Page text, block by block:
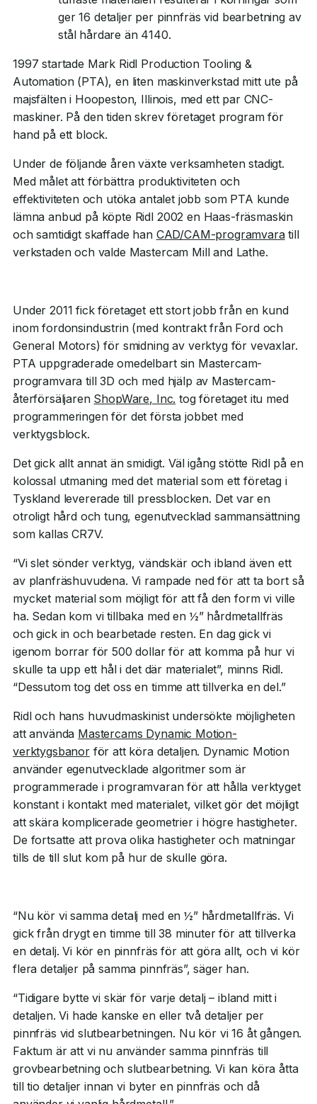
ger 16 detaljer per pinnfräs vid bearbetning av
stål hårdare än 4140.
1997 startade Mark Ridl Production Tooling &
Automation (PTA), en liten maskinverkstad mitt ute på
majsfälten i Hoopeston, Illinois, med ett par CNC-
maskiner. På den tiden skrev företaget program för
hand på ett block.
Under de följande åren växte verksamheten stadigt.
Med målet att förbättra produktiviteten och
effektiviteten och utöka antalet jobb som PTA kunde
lämna anbud på köpte Ridl 2002 en Haas-fräsmaskin
och samtidigt skaffade han CAD/CAM-programvaratill
verkstaden och valde Mastercam Mill and Lathe.
Under 2011 fick företaget ett stort jobb från en kund
inom fordonsindustrin (med kontrakt från Ford och
General Motors) för smidning av verktyg för vevaxlar.
PTA uppgraderade omedelbart sin Mastercam-
programvara till 3D och med hjälp av Mastercam-
återförsäljaren ShopWare, Inc. tog företaget itu med
programmeringen för det första jobbet med
verktygsblock.
Det gick allt annat än smidigt. Väl igång stötte Ridl på en
kolossal utmaning med det material som ett företag i
Tyskland levererade till pressblocken. Det var en
otroligt hård och tung, egenutvecklad sammansättning
som kallas CR7V.
“Vi slet sönder verktyg, vändskär och ibland även ett
av planfräshuvudena. Vi rampade ned för att ta bort så
mycket material som möjligt för att få den form vi ville
ha. Sedan kom vi tillbaka med en ½” hårdmetallfräs
och gick in och bearbetade resten. En dag gick vi
igenom borrar för 500 dollar för att komma på hur vi
skulle ta upp ett hål i det där materialet”, minns Ridl.
“Dessutom tog det oss en timme att tillverka en del.”
Ridl och hans huvudmaskinist undersökte möjligheten
att använda Mastercams Dynamic Motion-
verktygsbanorför att köra detaljen. Dynamic Motion
använder egenutvecklade algoritmer som är
programmerade i programvaran för att hålla verktyget
konstant i kontakt med materialet, vilket gör det möjligt
att skära komplicerade geometrier i högre hastigheter.
De fortsatte att prova olika hastigheter och matningar
tills de till slut kom på hur de skulle göra.
“Nu kör vi samma detalj med en ½” hårdmetallfräs. Vi
gick från drygt en timme till 38 minuter för att tillverka
en detalj. Vi kör en pinnfräs för att göra allt, och vi kör
flera detaljer på samma pinnfräs”, säger han.
“Tidigare bytte vi skär för varje detalj – ibland mitt i
detaljen. Vi hade kanske en eller två detaljer per
pinnfräs vid slutbearbetningen. Nu kör vi 16 åt gången.
Faktum är att vi nu använder samma pinnfräs till
grovbearbetning och slutbearbetning. Vi kan köra åtta
till tio detaljer innan vi byter en pinnfräs och då